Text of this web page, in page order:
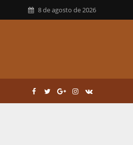
8 de agosto de 2026